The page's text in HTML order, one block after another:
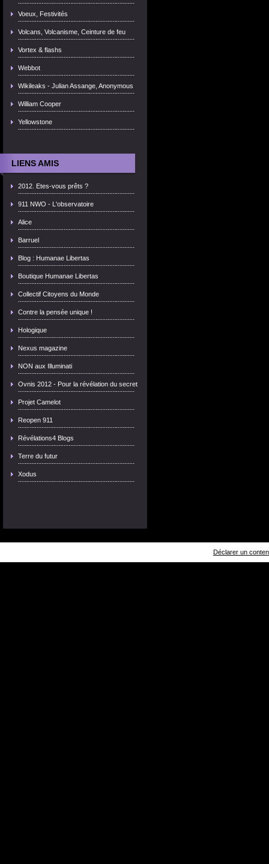
Voeux, Festivités
Volcans, Volcanisme, Ceinture de feu
Vortex & flashs
Webbot
Wikileaks - Julian Assange, Anonymous
William Cooper
Yellowstone
LIENS AMIS
2012. Etes-vous prêts ?
911 NWO - L'observatoire
Alice
Barruel
Blog : Humanae Libertas
Boutique Humanae Libertas
Collectif Citoyens du Monde
Contre la pensée unique !
Hologique
Nexus magazine
NON aux Illuminati
Ovnis 2012 - Pour la révélation du secret
Projet Camelot
Reopen 911
Révélations4 Blogs
Terre du futur
Xodus
Déclarer un